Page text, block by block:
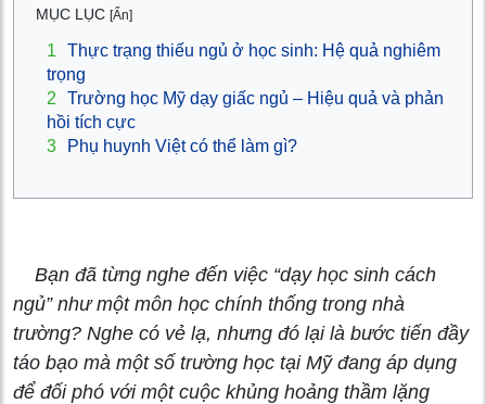
MỤC LỤC [Ẩn]
1
Thực trạng thiếu ngủ ở học sinh: Hệ quả nghiêm
trọng
2
Trường học Mỹ dạy giấc ngủ – Hiệu quả và phản
hồi tích cực
3
Phụ huynh Việt có thể làm gì?
Bạn đã từng nghe đến việc “dạy học sinh cách
ngủ” như một môn học chính thống trong nhà
trường? Nghe có vẻ lạ, nhưng đó lại là bước tiến đầy
táo bạo mà một số trường học tại Mỹ đang áp dụng
để đối phó với một cuộc khủng hoảng thầm lặng